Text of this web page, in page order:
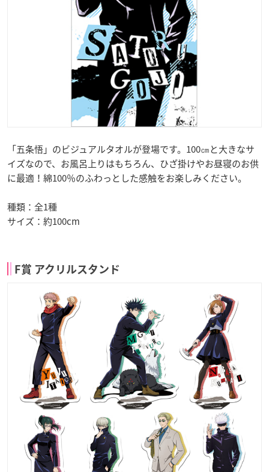
「五条悟」のビジュアルタオルが登場です。100㎝と大きなサ
イズなので、お風呂上りはもちろん、ひざ掛けやお昼寝のお供
に最適！綿100％のふわっとした感触をお楽しみください。
種類：全1種
サイズ：約100cm
F賞 アクリルスタンド